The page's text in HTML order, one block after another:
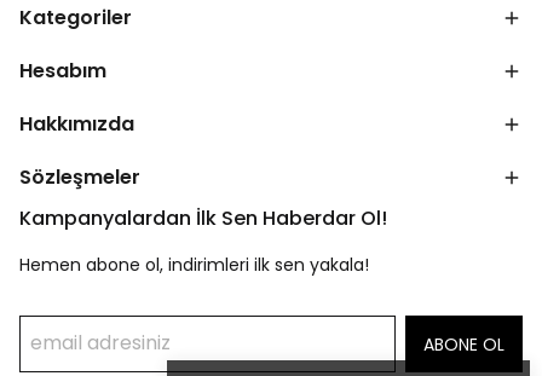
Kategoriler
Hesabım
Hakkımızda
Sözleşmeler
Kampanyalardan İlk Sen Haberdar Ol!
Hemen abone ol, indirimleri ilk sen yakala!
ABONE OL